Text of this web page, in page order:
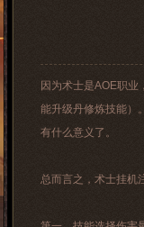
因为术士是AOE职
能升级丹修炼技能）
有什么意义了。
总而言之，术士挂机